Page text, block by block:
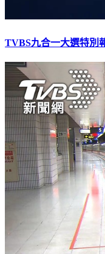
TVBS九合一大選特別